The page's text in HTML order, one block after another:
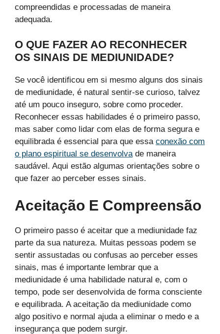
compreendidas e processadas de maneira
adequada.
O QUE FAZER AO RECONHECER
OS SINAIS DE MEDIUNIDADE?
Se você identificou em si mesmo alguns dos sinais
de mediunidade, é natural sentir-se curioso, talvez
até um pouco inseguro, sobre como proceder.
Reconhecer essas habilidades é o primeiro passo,
mas saber como lidar com elas de forma segura e
equilibrada é essencial para que essa conexão com
o plano espiritual se desenvolva de maneira
saudável. Aqui estão algumas orientações sobre o
que fazer ao perceber esses sinais.
Aceitação E Compreensão
O primeiro passo é aceitar que a mediunidade faz
parte da sua natureza. Muitas pessoas podem se
sentir assustadas ou confusas ao perceber esses
sinais, mas é importante lembrar que a
mediunidade é uma habilidade natural e, com o
tempo, pode ser desenvolvida de forma consciente
e equilibrada. A aceitação da mediunidade como
algo positivo e normal ajuda a eliminar o medo e a
insegurança que podem surgir.